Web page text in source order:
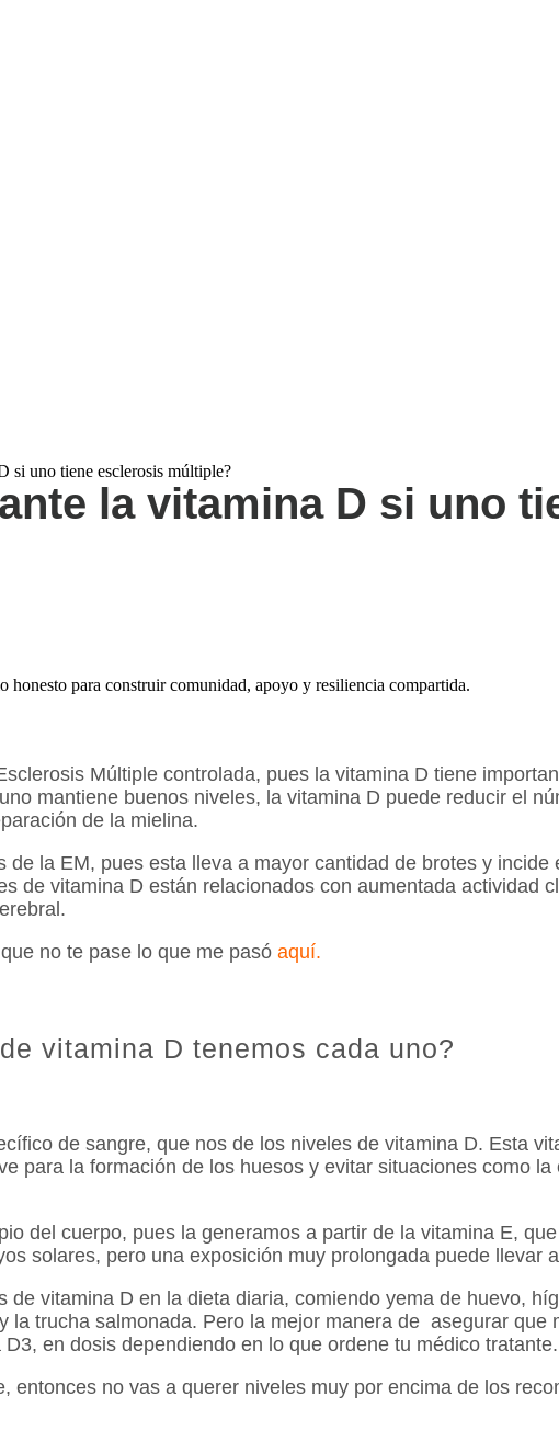
si uno tiene esclerosis múltiple?
la vitamina D si uno
para construir comunidad, apoyo y resiliencia compartida.
Múltiple controlada, pues la vitamina D tiene
mantiene buenos niveles, la vitamina D puede reducir el
de la mielina.
la EM, pues esta lleva a mayor cantidad de brotes y
de vitamina D están relacionados con aumentada actividad
no te pase lo que me pasó aquí.
vitamina D tenemos cada uno?
de sangre, que nos de los niveles de vitamina D. Esta
para la formación de los huesos y evitar situaciones como
del cuerpo, pues la generamos a partir de la vitamina E,
solares, pero una exposición muy prolongada puede llevar
de vitamina D en la dieta diaria, comiendo yema de huevo,
la trucha salmonada. Pero la mejor manera de asegurar que
en dosis dependiendo en lo que ordene tu médico tratante.
entonces no vas a querer niveles muy por encima de los